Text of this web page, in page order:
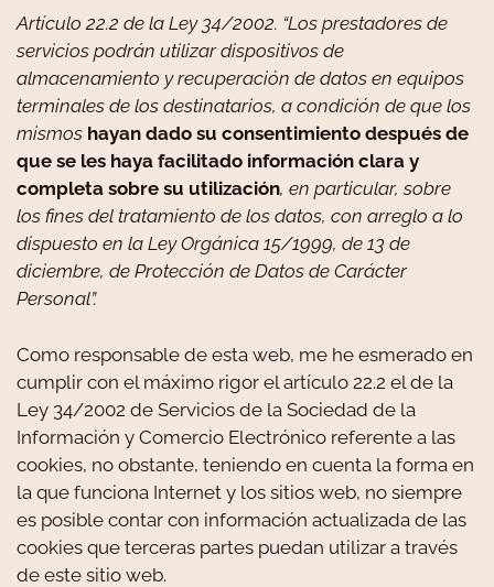
Artículo 22.2 de la Ley 34/2002. “Los prestadores de
servicios podrán utilizar dispositivos de
almacenamiento y recuperación de datos en equipos
terminales de los destinatarios, a condición de que los
mismos hayan dado su consentimiento después de
que se les haya facilitado información clara y
completa sobre su utilización, en particular, sobre
los fines del tratamiento de los datos, con arreglo a lo
dispuesto en la Ley Orgánica 15/1999, de 13 de
diciembre, de Protección de Datos de Carácter
Personal”.
Como responsable de esta web, me he esmerado en
cumplir con el máximo rigor el artículo 22.2 el de la
Ley 34/2002 de Servicios de la Sociedad de la
Información y Comercio Electrónico referente a las
cookies, no obstante, teniendo en cuenta la forma en
la que funciona Internet y los sitios web, no siempre
es posible contar con información actualizada de las
cookies que terceras partes puedan utilizar a través
de este sitio web.